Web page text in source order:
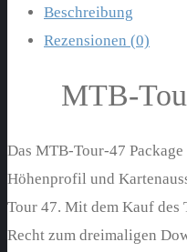
Beschreibung
Rezensionen (0)
MTB-
Das MTB-Tour-47
Höhenprofil und
Tour 47. Mit dem Kauf des
Recht zum dreimaligen